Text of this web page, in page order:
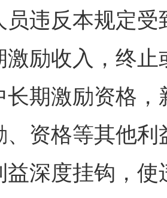
员违反本规定
激励收入，终
长期激励资格
、资格等其他
益深度挂钩，